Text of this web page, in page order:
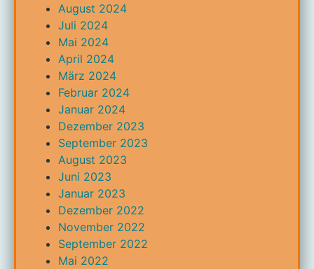
August 2024
Juli 2024
Mai 2024
April 2024
März 2024
Februar 2024
Januar 2024
Dezember 2023
September 2023
August 2023
Juni 2023
Januar 2023
Dezember 2022
November 2022
September 2022
Mai 2022